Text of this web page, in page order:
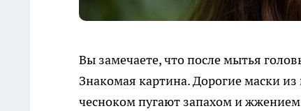
Вы замечаете, что после мытья
Знакомая картина. Дорогие маски
чесноком пугают запахом и